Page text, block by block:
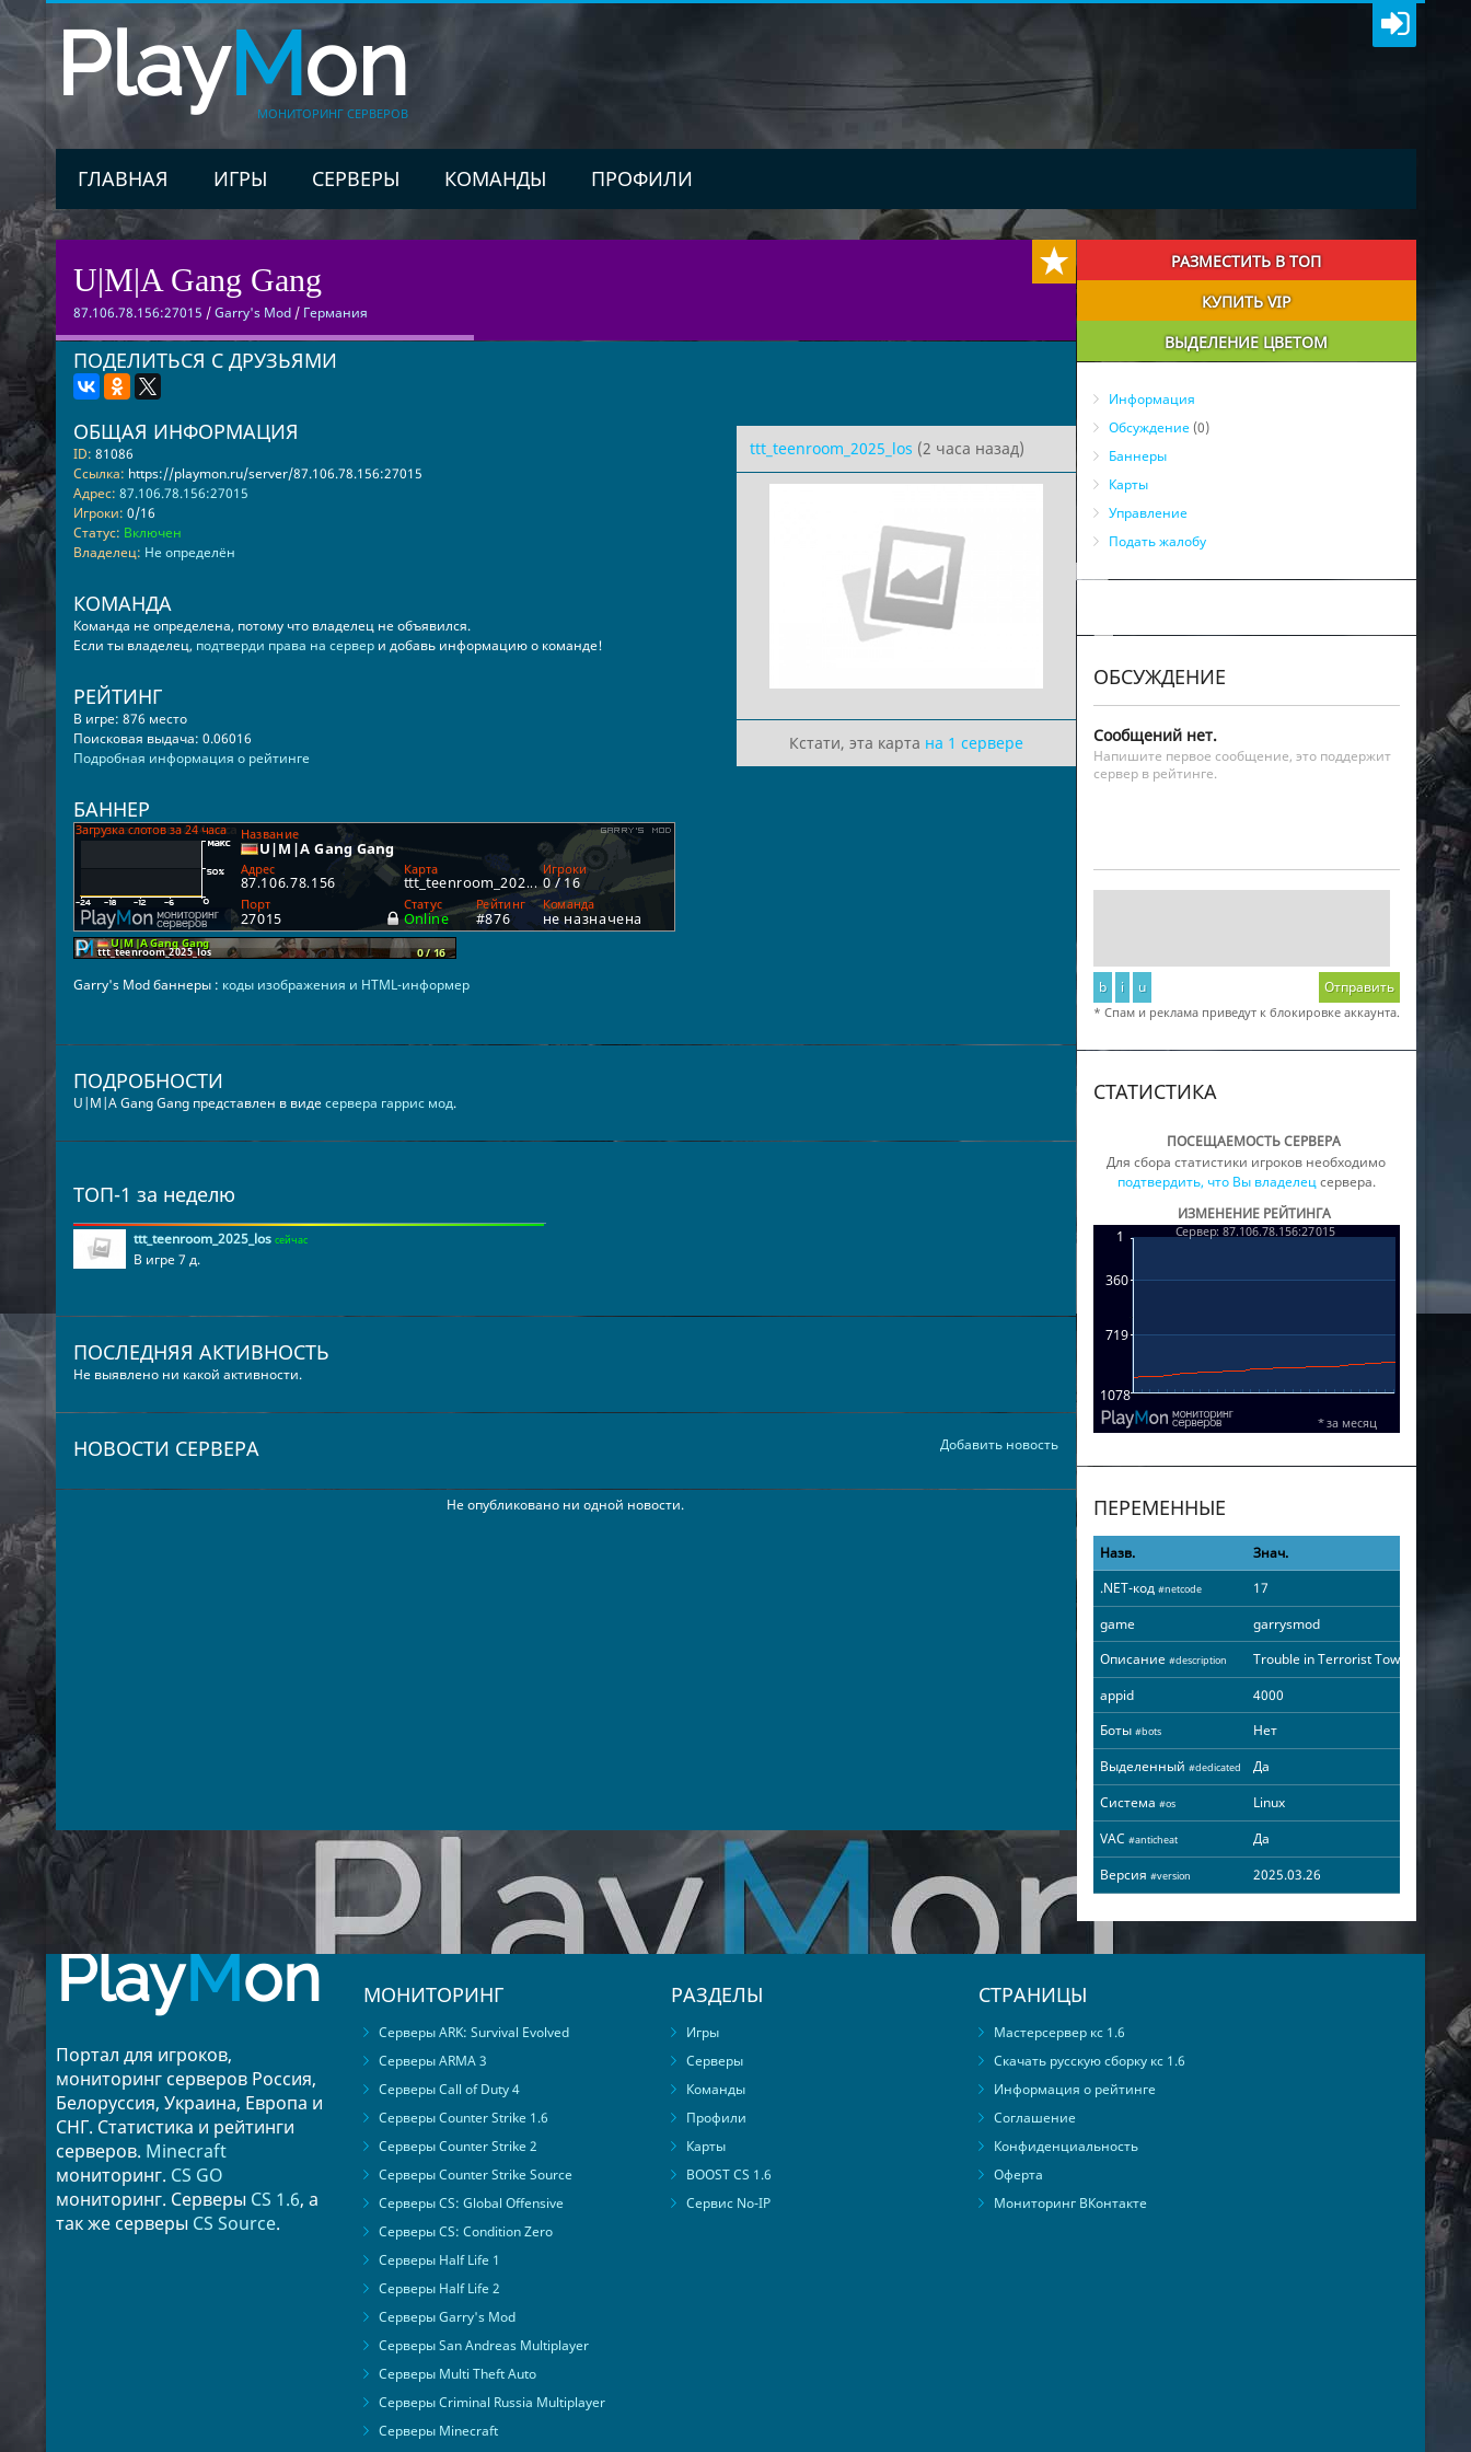
PlayMon
МОНИТОРИНГ СЕРВЕРОВ
ГЛАВНАЯ ИГРЫ СЕРВЕРЫ КОМАНДЫ ПРОФИЛИ
U|M|A Gang Gang
87.106.78.156:27015 /Garry's Mod/ Германия
ПОДЕЛИТЬСЯ С ДРУЗЬЯМИ
ttt_teenroom_2025_los (2 часа назад)
Кстати, эта карта на 1 сервере
ОБЩАЯ ИНФОРМАЦИЯ
ID: 81086
Ссылка: https://playmon.ru/server/87.106.78.156:27015
Адрес: 87.106.78.156:27015
Игроки: 0/16
Статус: Включен
Владелец: Не определён
КОМАНДА
Команда не определена, потому что владелец не объявился.
Если ты владелец, подтверди права на сервери добавь информацию о команде!
РЕЙТИНГ
В игре: 876 место
Поисковая выдача: 0.06016
Подробная информация о рейтинге
БАННЕР
Garry's Mod баннеры : коды изображения и HTML-информер
ПОДРОБНОСТИ
U|M|A Gang Gang представлен в видесервера гаррис мод.
ТОП-1 за неделю
ttt_teenroom_2025_los сейчас
В игре 7 д.
ПОСЛЕДНЯЯ АКТИВНОСТЬ
Не выявлено ни какой активности.
Добавить новость
НОВОСТИ СЕРВЕРА
Не опубликовано ни одной новости.
РАЗМЕСТИТЬ В ТОП
КУПИТЬ VIP
ВЫДЕЛЕНИЕ ЦВЕТОМ
Информация
Обсуждение(0)
Баннеры
Карты
Управление
Подать жалобу
ОБСУЖДЕНИЕ
Сообщений нет.
Напишите первое сообщение, это поддержит
сервер в рейтинге.
b i u Отправить
* Спам и реклама приведут к блокировке аккаунта.
СТАТИСТИКА
ПОСЕЩАЕМОСТЬ СЕРВЕРА
Для сбора статистики игроков необходимо
подтвердить, что Вы владелецсервера.
ИЗМЕНЕНИЕ РЕЙТИНГА
ПЕРЕМЕННЫЕ
Назв.
Знач.
.NET-код #netcode
17
game
garrysmod
Описание #description
Trouble in Terrorist Town
appid
4000
Боты #bots
Нет
Выделенный #dedicated
Да
Система #os
Linux
VAC #anticheat
Да
Версия #version 2025.03.26
PlayMon
Портал для игроков,
мониторинг серверов Россия,
Белоруссия, Украина, Европа и
СНГ. Статистика и рейтинги
серверов. Minecraft
мониторинг. CS GO
мониторинг. Серверы CS 1.6, а
так же серверы CS Source.
МОНИТОРИНГ
Серверы ARK: Survival Evolved
Серверы ARMA 3
Серверы Call of Duty 4
Серверы Counter Strike 1.6
Серверы Counter Strike 2
Серверы Counter Strike Source
Серверы CS: Global Offensive
Серверы CS: Condition Zero
Серверы Half Life 1
Серверы Half Life 2
Серверы Garry's Mod
Серверы San Andreas Multiplayer
Серверы Multi Theft Auto
Серверы Criminal Russia Multiplayer
Серверы Minecraft
РАЗДЕЛЫ
Игры
Серверы
Команды
Профили
Карты
BOOST CS 1.6
Сервис No-IP
СТРАНИЦЫ
Мастерсервер кс 1.6
Скачать русскую сборку кс 1.6
Информация о рейтинге
Соглашение
Конфиденциальность
Оферта
Мониторинг ВКонтакте